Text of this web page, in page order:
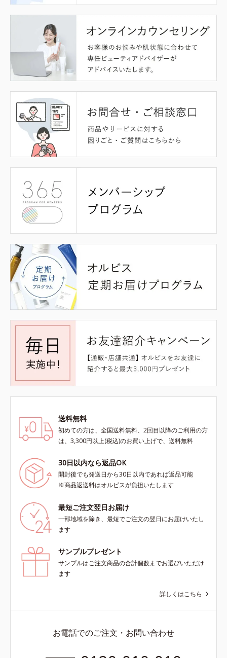
送料無料
初めての方は、全国送料無料、2回目以降のご利用の方
は、3,300円以上(税込)のお買い上げで、送料無料
30日以内なら返品OK
開封後でも発送日から30日以内であれば返品可能
※商品返送料はオルビスが負担いたします
最短ご注文翌日お届け
一部地域を除き、最短でご注文の翌日にお届けいたし
ます
サンプルプレゼント
サンプルはご注文商品の合計個数までお選びいただけ
ます
詳しくはこちら
お電話でのご注文・お問い合わせ